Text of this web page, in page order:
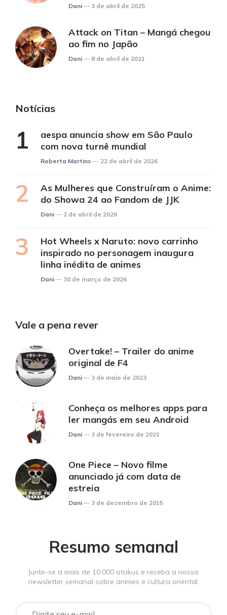
Posted
Dani 3 de abril de 2025
Attack on Titan – Mangá chegou
ao fim no Japão
Posted
Dani 8 de abril de 2021
Notícias
aespa anuncia show em São Paulo
com nova turnê mundial
Posted
Roberta Martins 22 de abril de 2026
As Mulheres que Construíram o Anime:
do Showa 24 ao Fandom de JJK
Posted
Dani 2 de abril de 2026
Hot Wheels x Naruto: novo carrinho
inspirado no personagem inaugura
linha inédita de animes
Posted
Dani 30 de março de 2026
Vale a pena rever
Overtake! – Trailer do anime
original de F4
Posted
Dani 3 de maio de 2023
Conheça os melhores apps para
ler mangás em seu Android
Posted
Dani 3 de fevereiro de 2021
One Piece – Novo filme
anunciado já com data de
estreia
Posted
Dani 3 de dezembro de 2015
Resumo semanal
Junte-se a mais de 10.000 otakus e receba a nossa
newsletter semanal sobre animes e cultura oriental.